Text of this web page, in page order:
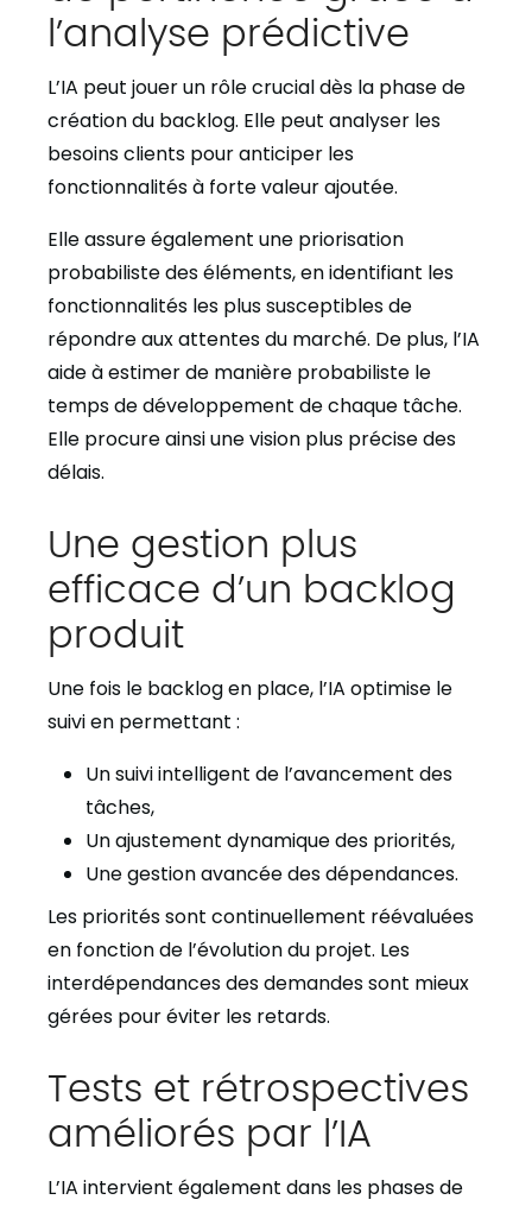
l’analyse prédictive
L’IA peut jouer un rôle crucial dès la phase de
création du backlog. Elle peut analyser les
besoins clients pour anticiper les
fonctionnalités à forte valeur ajoutée.
Elle assure également une priorisation
probabiliste des éléments, en identifiant les
fonctionnalités les plus susceptibles de
répondre aux attentes du marché. De plus, l’IA
aide à estimer de manière probabiliste le
temps de développement de chaque tâche.
Elle procure ainsi une vision plus précise des
délais.
Une gestion plus
efficace d’un backlog
produit
Une fois le backlog en place, l’IA optimise le
suivi en permettant :
Un suivi intelligent de l’avancement des
tâches,
Un ajustement dynamique des priorités,
Une gestion avancée des dépendances.
Les priorités sont continuellement réévaluées
en fonction de l’évolution du projet. Les
interdépendances des demandes sont mieux
gérées pour éviter les retards.
Tests et rétrospectives
améliorés par l’IA
L’IA intervient également dans les phases de